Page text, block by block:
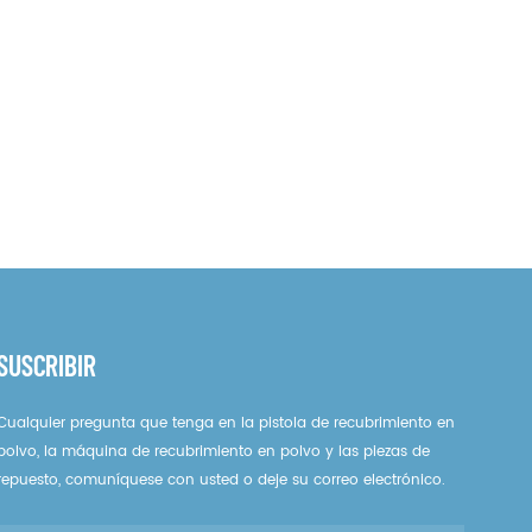
pregunta que tenga en la pistola de recubrimiento en
la máquina de recubrimiento en polvo y las piezas de
comuníquese con usted o deje su correo electrónico.